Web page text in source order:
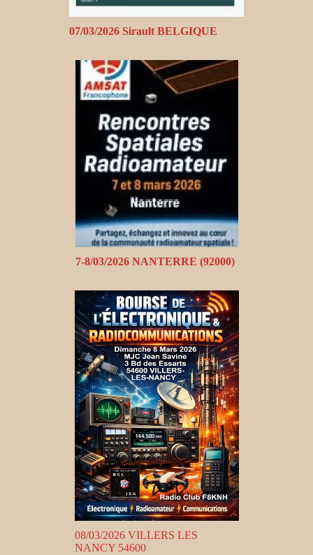
07/03/2026 Sirault BELGIQUE
7-8/03/2026 NANTERRE (92000)
08/03/2026 VILLERS LES
NANCY 54600